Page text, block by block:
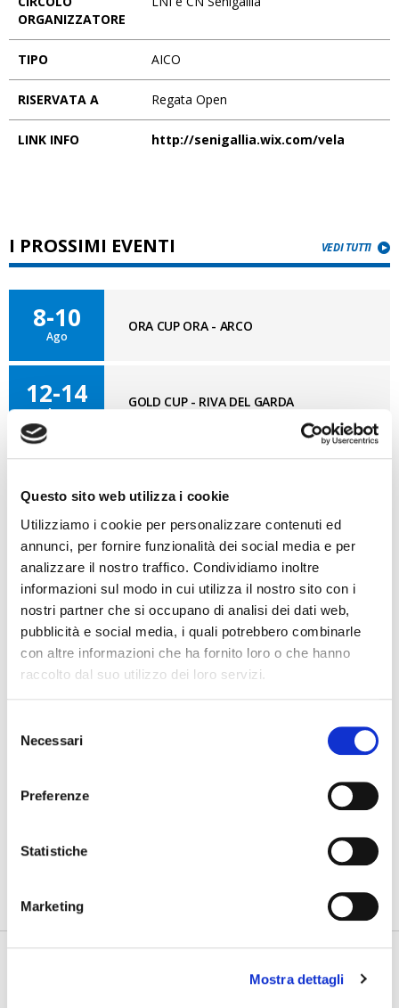
Questo sito web utilizza i cookie
Utilizziamo i cookie per personalizzare contenuti ed
annunci, per fornire funzionalità dei social media e per
analizzare il nostro traffico. Condividiamo inoltre
informazioni sul modo in cui utilizza il nostro sito con i
nostri partner che si occupano di analisi dei dati web,
pubblicità e social media, i quali potrebbero combinarle
con altre informazioni che ha fornito loro o che hanno
raccolto dal suo utilizzo dei loro servizi.
delNecessari
Preferenze
Statistiche
Marketing
Mostra dettagli
ORGANIZZATORE
TIPO AICO
RISERVATA A Regata Open
LINK INFO http://senigallia.wix.com/vela
I PROSSIMI EVENTI VEDI TUTTI
8-10
Ago
ORA CUP ORA - ARCO
12-14
Ago
GOLD CUP - RIVA DEL GARDA
27-1
MARINA DI RAVENNA
BLOG OPTI GAN VAI AL BLOG
07/08/2026
Cosa bisogna ritrovare
PHOTOGALLERY SFOGLIA GALLERY